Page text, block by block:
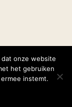
onze website
het gebruiken
instemt.